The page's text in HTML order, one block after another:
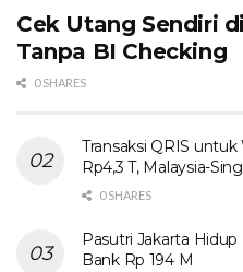
Cek Utang Sendiri
Tanpa BI Checking
0 SHARES
Transaksi QRIS
Rp4,3 T, Malaysia-
0 SHARES
Pasutri Jakarta
Bank Rp 194 M